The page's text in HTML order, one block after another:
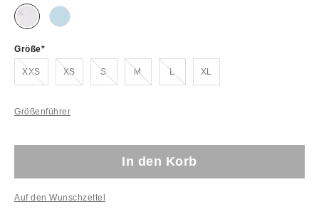
Größe
XXSAusverkauft!
XSAusverkauft!
SAusverkauft!
MAusverkauft!
LAusverkauft!
XL
Größenführer
In den Korb
Auf den Wunschzettel